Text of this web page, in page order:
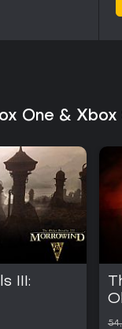
One & Xbox
III: